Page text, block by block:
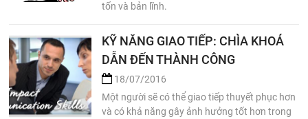
tốn và bản lĩnh.
KỸ NĂNG GIAO TIẾP: CHÌA KHOÁ
DẪN ĐẾN THÀNH CÔNG
18/07/2016
Một người sẽ có thể giao tiếp thuyết phục hơn
và có khả năng gây ảnh hưởng tốt hơn trong